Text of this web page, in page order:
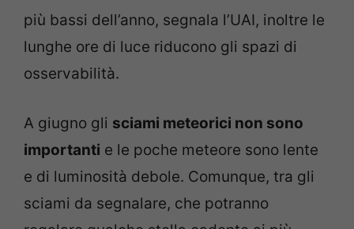
più bassi dell’anno, segnala l’UAI, inoltre le
lunghe ore di luce riducono gli spazi di
osservabilità.
A giugno gli sciami meteorici non sono
importanti e le poche meteore sono lente
e di luminosità debole. Comunque, tra gli
sciami da segnalare, che potranno